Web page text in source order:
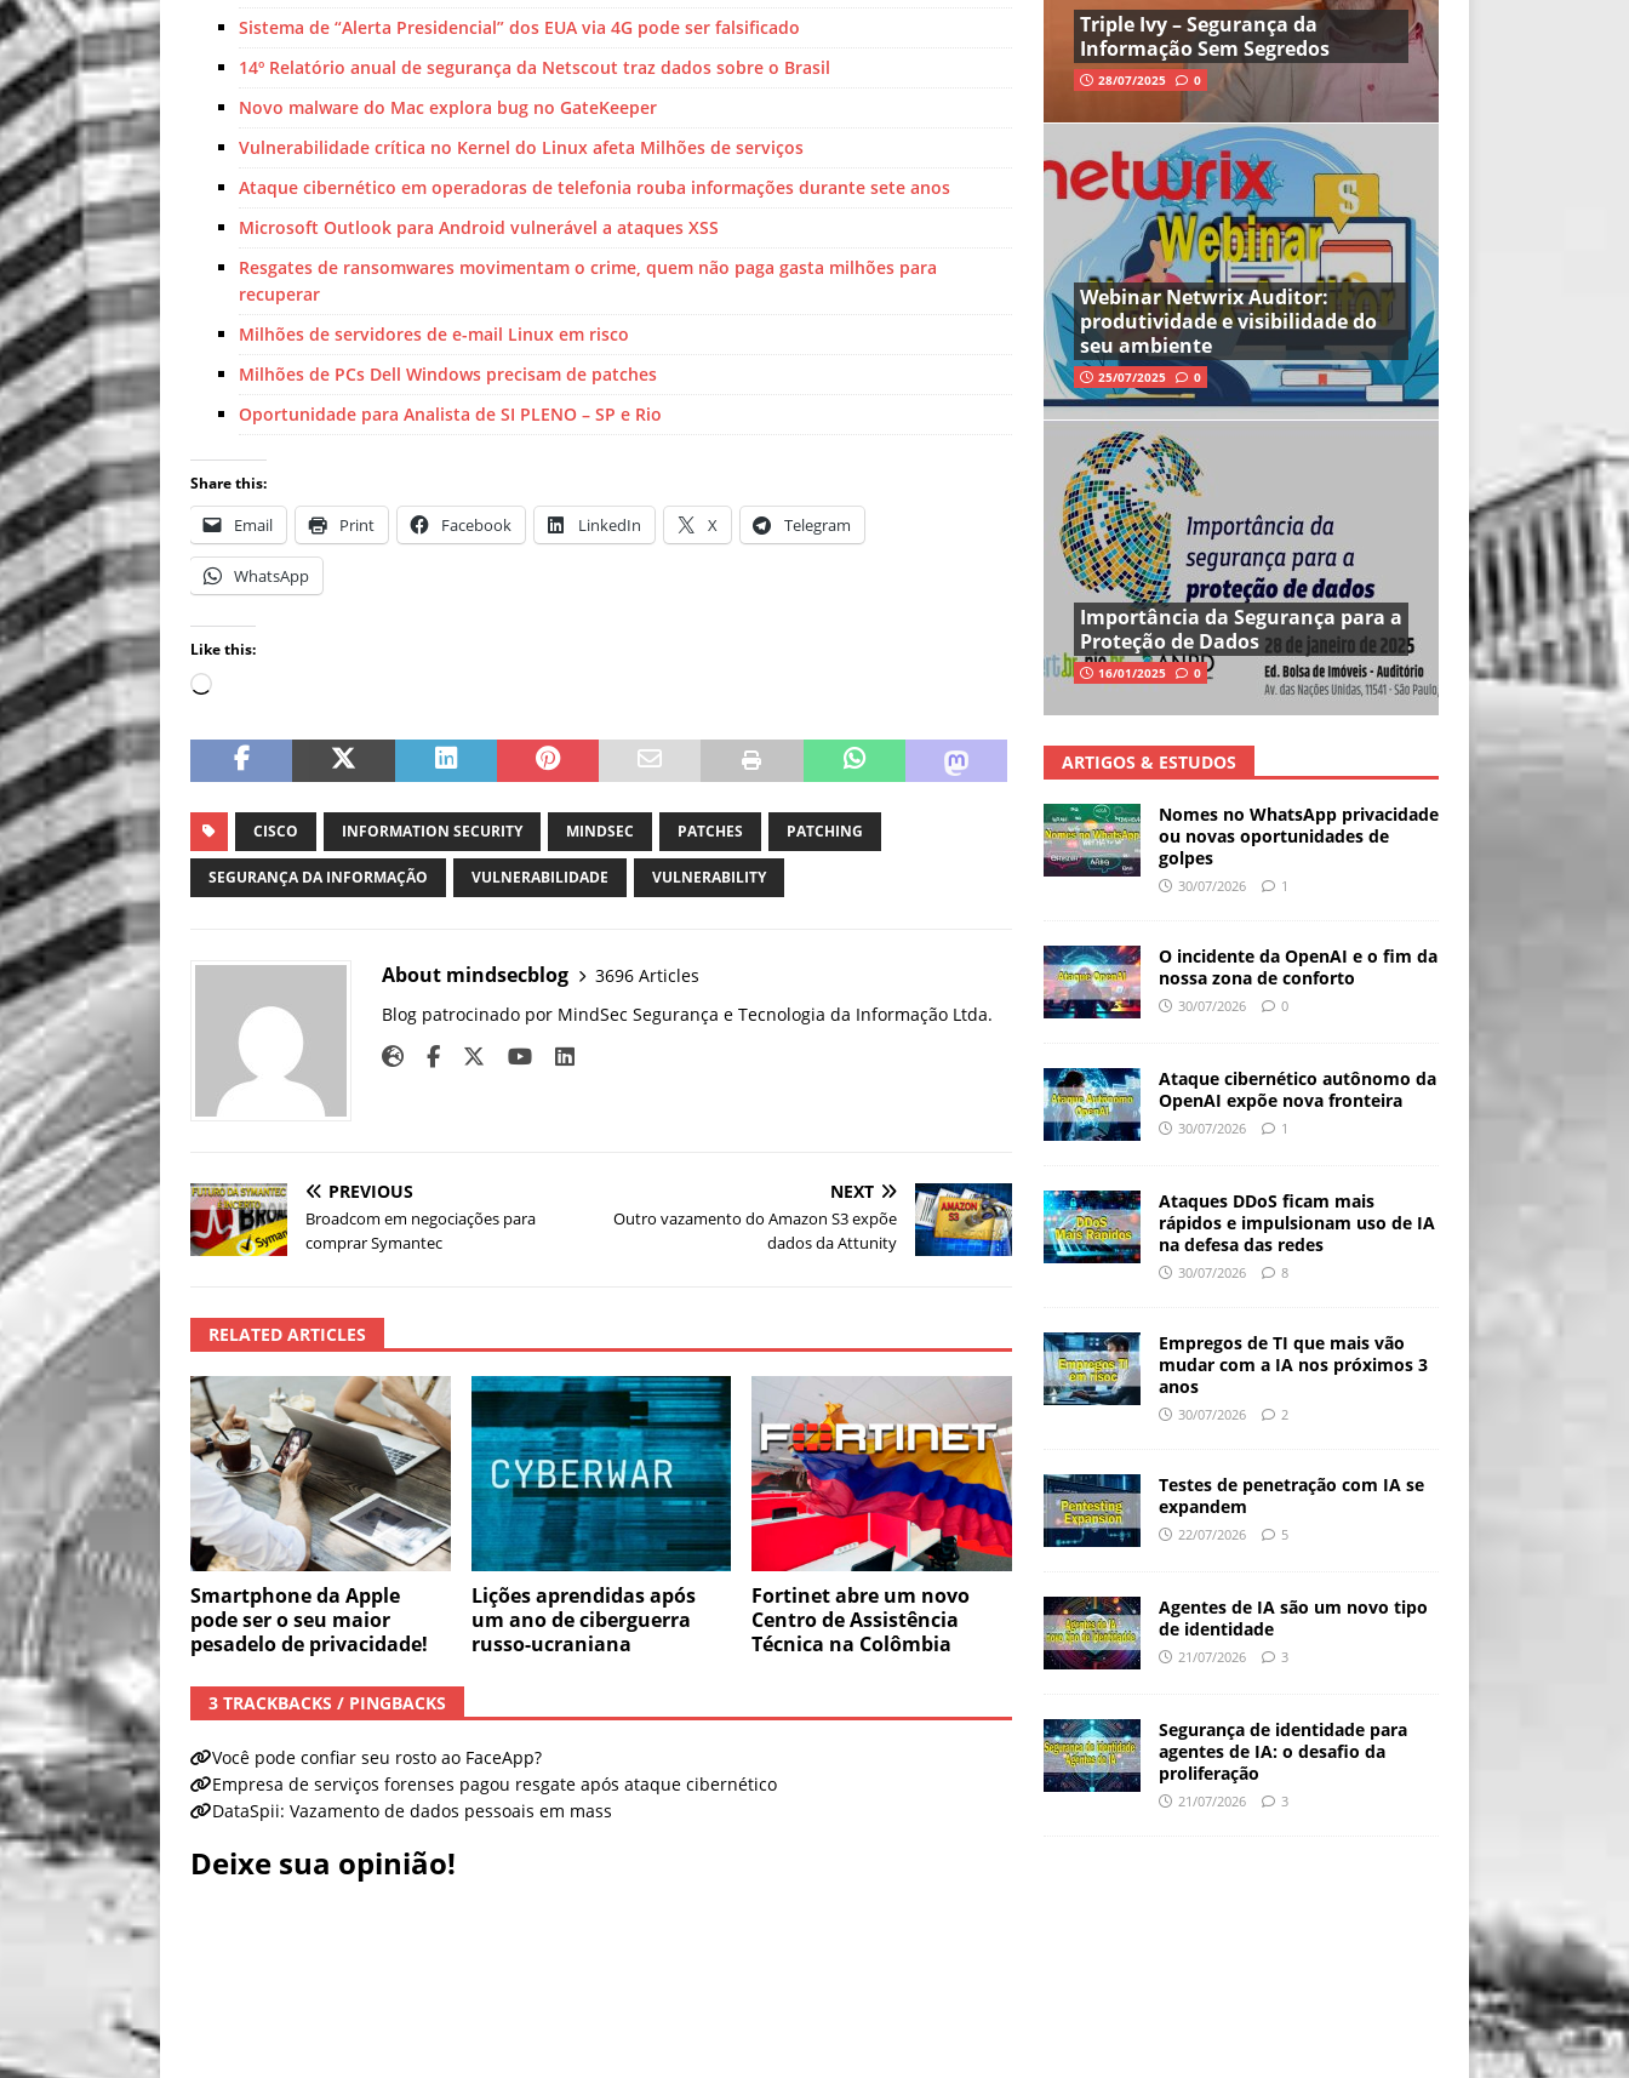
Sistema de “Alerta Presidencial” dos EUA via 4G pode ser falsificado
14º Relatório anual de segurança da Netscout traz dados sobre o Brasil
Novo malware do Mac explora bug no GateKeeper
Vulnerabilidade crítica no Kernel do Linux afeta Milhões de serviços
Ataque cibernético em operadoras de telefonia rouba informações durante sete anos
Microsoft Outlook para Android vulnerável a ataques XSS
Resgates de ransomwares movimentam o crime, quem não paga gasta milhões para
recuperar
Milhões de servidores de e-mail Linux em risco
Milhões de PCs Dell Windows precisam de patches
Oportunidade para Analista de SI PLENO – SP e Rio
Share this:
Email Print Facebook LinkedIn X Telegram
WhatsApp
Like this:
CISCO INFORMATION SECURITY MINDSEC PATCHES PATCHING
SEGURANÇA DA INFORMAÇÃO VULNERABILIDADE VULNERABILITY
About mindsecblog
3696 Articles
Blog patrocinado por MindSec Segurança e Tecnologia da Informação Ltda.
PREVIOUS
Broadcom em negociações para
comprar Symantec
NEXT
Outro vazamento do Amazon S3 expõe
dados da Attunity
RELATED ARTICLES
Smartphone da Apple
pode ser o seu maior
pesadelo de privacidade!
Lições aprendidas após
um ano de ciberguerra
russo-ucraniana
Fortinet abre um novo
Centro de Assistência
Técnica na Colômbia
3 TRACKBACKS / PINGBACKS
Você pode confiar seu rosto ao FaceApp?
Empresa de serviços forenses pagou resgate após ataque cibernético
DataSpii: Vazamento de dados pessoais em mass
Deixe sua opinião!
Triple Ivy – Segurança da
Informação Sem Segredos
28/07/2025 0
Webinar Netwrix Auditor:
produtividade e visibilidade do
seu ambiente
25/07/2025 0
Importância da Segurança para a
Proteção de Dados
16/01/2025 0
ARTIGOS & ESTUDOS
Nomes no WhatsApp privacidade
ou novas oportunidades de
golpes
30/07/2026 1
O incidente da OpenAI e o fim da
nossa zona de conforto
30/07/2026 0
Ataque cibernético autônomo da
OpenAI expõe nova fronteira
30/07/2026 1
Ataques DDoS ficam mais
rápidos e impulsionam uso de IA
na defesa das redes
30/07/2026 8
Empregos de TI que mais vão
mudar com a IA nos próximos 3
anos
30/07/2026 2
Testes de penetração com IA se
expandem
22/07/2026 5
Agentes de IA são um novo tipo
de identidade
21/07/2026 3
Segurança de identidade para
agentes de IA: o desafio da
proliferação
21/07/2026 3